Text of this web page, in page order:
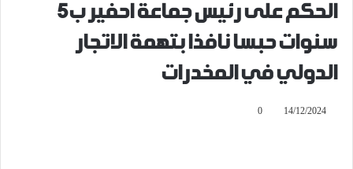
الحكم على رئيس جماعة احفير ب5
سنوات حبسا نافذا بتهمة الاتجار
الدولي في المخدرات
14/12/2024
0